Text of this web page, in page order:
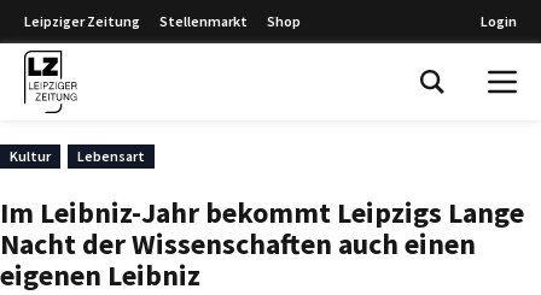
Leipziger Zeitung Stellenmarkt Shop Login
Kultur Lebensart
Im Leibniz-Jahr bekommt Leipzigs Lange
Nacht der Wissenschaften auch einen
eigenen Leibniz